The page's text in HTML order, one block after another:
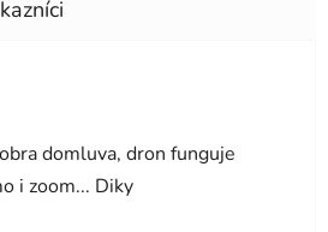
5 z 5 hvězdiček.
domluva, dron funguje
i zoom... Diky